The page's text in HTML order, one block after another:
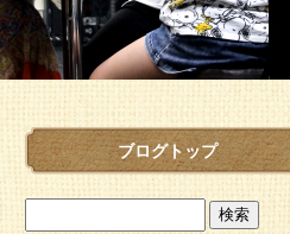
ブログトップ